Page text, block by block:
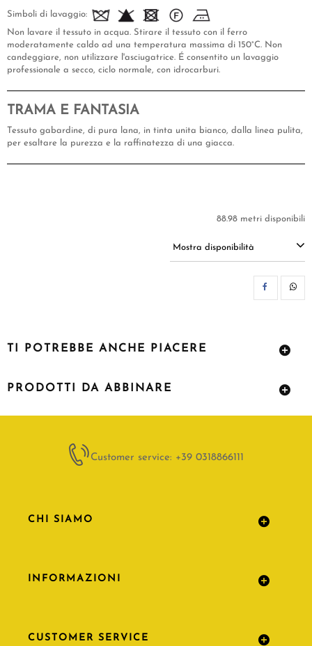
Simboli di lavaggio:
Non lavare il tessuto in acqua. Stirare il tessuto con il ferro
moderatamente caldo ad una temperatura massima di 150°C. Non
candeggiare, non utilizzare l'asciugatrice. É consentito un lavaggio
professionale a secco, ciclo normale, con idrocarburi.
TRAMA E FANTASIA
Tessuto gabardine, di pura lana, in tinta unita bianco, dalla linea pulita,
per esaltare la purezza e la raffinatezza di una giacca.
88.98 metri disponibili
Mostra disponibilità
TI POTREBBE ANCHE PIACERE
PRODOTTI DA ABBINARE
Customer service: +39 0318866111
CHI SIAMO
INFORMAZIONI
CUSTOMER SERVICE